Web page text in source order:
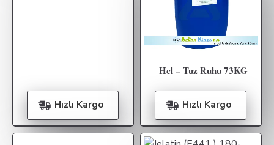
Hızlı Kargo
Hcl – Tuz Ruhu 73KG
Hızlı Kargo